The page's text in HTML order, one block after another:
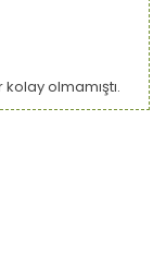
olmamıştı.